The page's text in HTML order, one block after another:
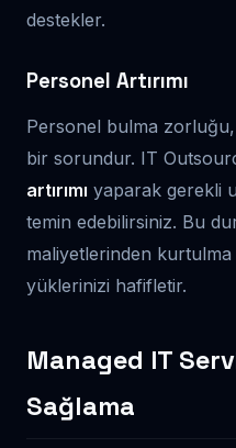
destekler.
Personel Artırımı
Personel bulma zorluğu,
bir sorundur. IT
artırımı yaparak gerekli
temin edebilirsiniz. Bu
maliyetlerinden kurtulma
yüklerinizi hafifletir.
Managed IT
Sağlama